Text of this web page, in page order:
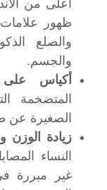
أعلى من
ظهور
والصلع
والجسم.
أكياس على
المتضخمة
الصغيرة عن
زيادة الوزن
النساء
غير مبررة